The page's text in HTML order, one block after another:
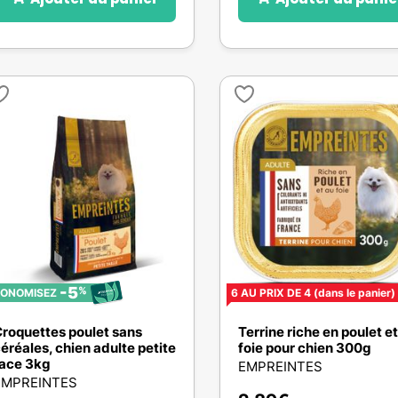
-5%
poulet sans
chien adulte petite
3kg
6 AU PRIX DE 4 (dans le panier)
Terrine riche en poulet
foie pour chien 300g
EMPREINTES